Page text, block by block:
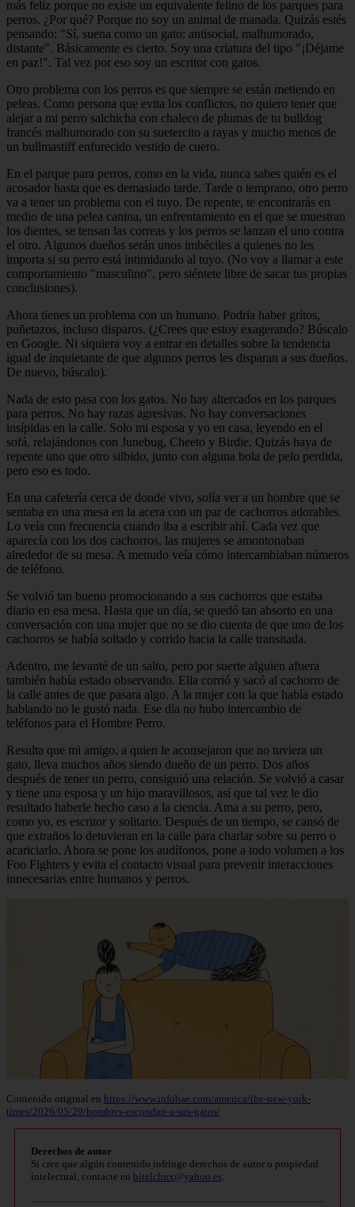
más feliz porque no existe un equivalente felino de los parques para
perros. ¿Por qué? Porque no soy un animal de manada. Quizás estés
pensando: "Sí, suena como un gato: antisocial, malhumorado,
distante". Básicamente es cierto. Soy una criatura del tipo "¡Déjame
en paz!". Tal vez por eso soy un escritor con gatos.
Otro problema con los perros es que siempre se están metiendo en
peleas. Como persona que evita los conflictos, no quiero tener que
alejar a mi perro salchicha con chaleco de plumas de tu bulldog
francés malhumorado con su suetercito a rayas y mucho menos de
un bullmastiff enfurecido vestido de cuero.
En el parque para perros, como en la vida, nunca sabes quién es el
acosador hasta que es demasiado tarde. Tarde o temprano, otro perro
va a tener un problema con el tuyo. De repente, te encontrarás en
medio de una pelea canina, un enfrentamiento en el que se muestran
los dientes, se tensan las correas y los perros se lanzan el uno contra
el otro. Algunos dueños serán unos imbéciles a quienes no les
importa si su perro está intimidando al tuyo. (No voy a llamar a este
comportamiento "masculino", pero siéntete libre de sacar tus propias
conclusiones).
Ahora tienes un problema con un humano. Podría haber gritos,
puñetazos, incluso disparos. (¿Crees que estoy exagerando? Búscalo
en Google. Ni siquiera voy a entrar en detalles sobre la tendencia
igual de inquietante de que algunos perros les disparan a sus dueños.
De nuevo, búscalo).
Nada de esto pasa con los gatos. No hay altercados en los parques
para perros. No hay razas agresivas. No hay conversaciones
insípidas en la calle. Solo mi esposa y yo en casa, leyendo en el
sofá, relajándonos con Junebug, Cheeto y Birdie. Quizás haya de
repente uno que otro silbido, junto con alguna bola de pelo perdida,
pero eso es todo.
En una cafetería cerca de donde vivo, solía ver a un hombre que se
sentaba en una mesa en la acera con un par de cachorros adorables.
Lo veía con frecuencia cuando iba a escribir ahí. Cada vez que
aparecía con los dos cachorros, las mujeres se amontonaban
alrededor de su mesa. A menudo veía cómo intercambiaban números
de teléfono.
Se volvió tan bueno promocionando a sus cachorros que estaba
diario en esa mesa. Hasta que un día, se quedó tan absorto en una
conversación con una mujer que no se dio cuenta de que uno de los
cachorros se había soltado y corrido hacia la calle transitada.
Adentro, me levanté de un salto, pero por suerte alguien afuera
también había estado observando. Ella corrió y sacó al cachorro de
la calle antes de que pasara algo. A la mujer con la que había estado
hablando no le gustó nada. Ese día no hubo intercambio de
teléfonos para el Hombre Perro.
Resulta que mi amigo, a quien le aconsejaron que no tuviera un
gato, lleva muchos años siendo dueño de un perro. Dos años
después de tener un perro, consiguió una relación. Se volvió a casar
y tiene una esposa y un hijo maravillosos, así que tal vez le dio
resultado haberle hecho caso a la ciencia. Ama a su perro, pero,
como yo, es escritor y solitario. Después de un tiempo, se cansó de
que extraños lo detuvieran en la calle para charlar sobre su perro o
acariciarlo. Ahora se pone los audífonos, pone a todo volumen a los
Foo Fighters y evita el contacto visual para prevenir interacciones
innecesarias entre humanos y perros.
Contenido original en https://www.infobae.com/america/the-new-york-
times/2026/05/29/hombres-escondan-a-sus-gatos/
Derechos de autor
Si cree que algún contenido infringe derechos de autor o propiedad
intelectual, contacte en bitelchux@yahoo.es.